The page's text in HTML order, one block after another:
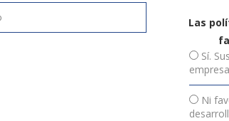
Las
Sí.
Ni